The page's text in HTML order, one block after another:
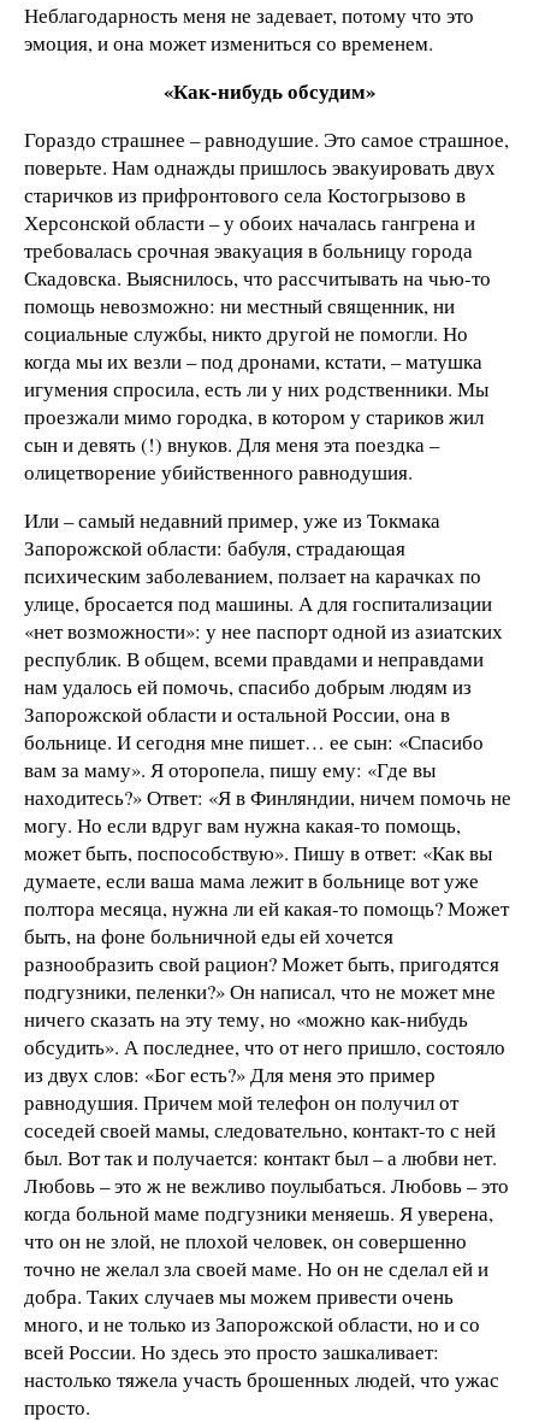
Неблагодарность меня не задевает, потому что это
эмоция, и она может измениться со временем.
«Как-нибудь обсудим»
Гораздо страшнее – равнодушие. Это самое страшное,
поверьте. Нам однажды пришлось эвакуировать двух
старичков из прифронтового села Костогрызово в
Херсонской области – у обоих началась гангрена и
требовалась срочная эвакуация в больницу города
Скадовска. Выяснилось, что рассчитывать на чью-то
помощь невозможно: ни местный священник, ни
социальные службы, никто другой не помогли. Но
когда мы их везли – под дронами, кстати, – матушка
игумения спросила, есть ли у них родственники. Мы
проезжали мимо городка, в котором у стариков жил
сын и девять (!) внуков. Для меня эта поездка –
олицетворение убийственного равнодушия.
Или – самый недавний пример, уже из Токмака
Запорожской области: бабуля, страдающая
психическим заболеванием, ползает на карачках по
улице, бросается под машины. А для госпитализации
«нет возможности»: у нее паспорт одной из азиатских
республик. В общем, всеми правдами и неправдами
нам удалось ей помочь, спасибо добрым людям из
Запорожской области и остальной России, она в
больнице. И сегодня мне пишет… ее сын: «Спасибо
вам за маму». Я оторопела, пишу ему: «Где вы
находитесь?» Ответ: «Я в Финляндии, ничем помочь не
могу. Но если вдруг вам нужна какая-то помощь,
может быть, поспособствую». Пишу в ответ: «Как вы
думаете, если ваша мама лежит в больнице вот уже
полтора месяца, нужна ли ей какая-то помощь? Может
быть, на фоне больничной еды ей хочется
разнообразить свой рацион? Может быть, пригодятся
подгузники, пеленки?» Он написал, что не может мне
ничего сказать на эту тему, но «можно как-нибудь
обсудить». А последнее, что от него пришло, состояло
из двух слов: «Бог есть?» Для меня это пример
равнодушия. Причем мой телефон он получил от
соседей своей мамы, следовательно, контакт-то с ней
был. Вот так и получается: контакт был – а любви нет.
Любовь – это ж не вежливо поулыбаться. Любовь – это
когда больной маме подгузники меняешь. Я уверена,
что он не злой, не плохой человек, он совершенно
точно не желал зла своей маме. Но он не сделал ей и
добра. Таких случаев мы можем привести очень
много, и не только из Запорожской области, но и со
всей России. Но здесь это просто зашкаливает:
настолько тяжела участь брошенных людей, что ужас
просто.